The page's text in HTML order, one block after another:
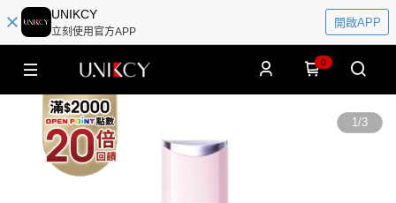
UNIKCY
立刻使用官方APP
開啟APP
0
1/3